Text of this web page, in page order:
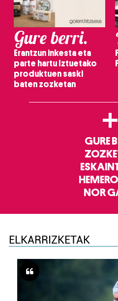
Gure berri.
Erantzun inkesta eta
parte hartu Iztuetako
produktuen saski
baten zozketan
+
GURE
NOR
ELKARRIZKETAK